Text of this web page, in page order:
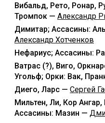
Вибальд, Рето, Ронар,
Тромпок — Александр
Димитар; Ассасины:
Александр Хотченков
Нефариус; Ассасины:
Ватрас (?), Виго,
Угольф; Орки: Вак,
Диего, Ларс — Сергей
Мильтен, Ли, Кор
Ассасины: Мазин —